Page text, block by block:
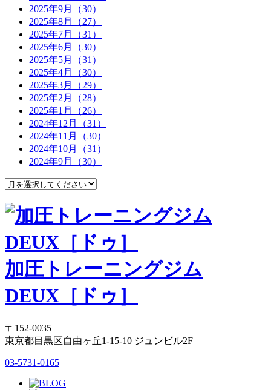
2025年9月（30）
2025年8月（27）
2025年7月（31）
2025年6月（30）
2025年5月（31）
2025年4月（30）
2025年3月（29）
2025年2月（28）
2025年1月（26）
2024年12月（31）
2024年11月（30）
2024年10月（31）
2024年9月（30）
加圧トレーニングジム
DEUX［ドゥ］
〒152-0035
東京都目黒区自由ヶ丘1-15-10 ジュンビル2F
03-5731-0165